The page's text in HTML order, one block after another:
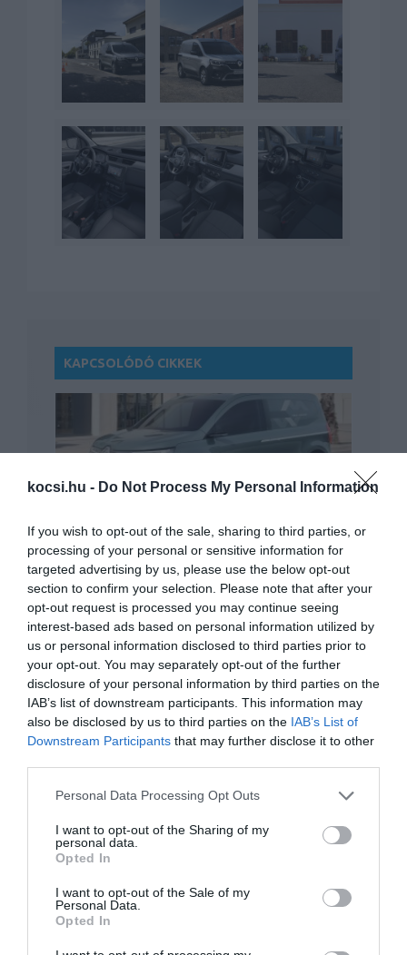
kocsi.hu - Do Not Process My Personal Information
If you wish to opt-out of the sale, sharing to third parties, or
processing of your personal or sensitive information for
targeted advertising by us, please use the below opt-out
section to confirm your selection. Please note that after your
opt-out request is processed you may continue seeing
interest-based ads based on personal information utilized by
us or personal information disclosed to third parties prior to
your opt-out. You may separately opt-out of the further
disclosure of your personal information by third parties on the
IAB’s list of downstream participants. This information may
also be disclosed by us to third parties on the IAB’s List of
Downstream Participants that may further disclose it to other
Please note that this website/app uses one or more Google
not limited to your visit or usage behaviour. You may click to
grant or deny consent to Google and its third-party tags to
use your data for below specified purposes in below Google
consent section.
Personal Data Processing Opt Outs
I want to opt-out of the Sharing of my
personal data.
Opted In
I want to opt-out of the Sale of my
Personal Data.
Opted In
KAPCSOLÓDÓ CIKKEK
Tanulmányként mutatkozott be a Renault
Kangoo…
Idén a Renault Zoe Európa legsikeresebb
elektromos autója!
Bővíti villanyos palettáját a Renault